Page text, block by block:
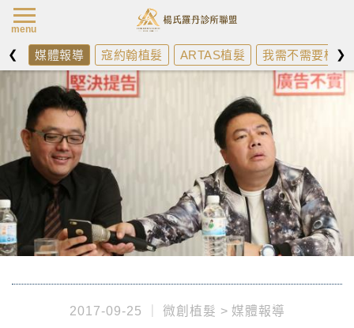
❮ 媒體報導 寇約翰植髮 ARTAS植髮 我需不需要植髮
❯
2017-09-25 微創植髮 媒體報導
menu